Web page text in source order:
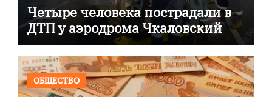
Четыре человека пострадали в
ДТП у аэродрома Чкаловский
ОБЩЕСТВО